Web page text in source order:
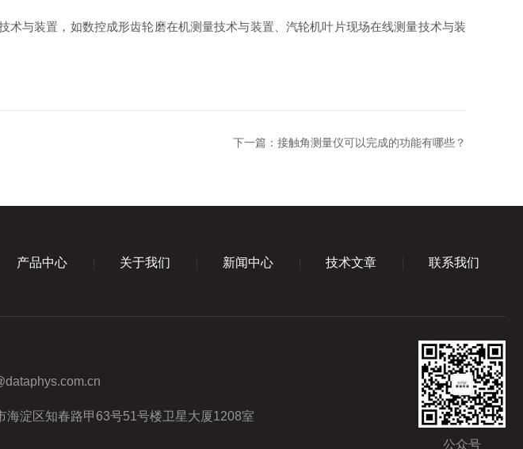
与装置，如数控成形齿轮磨在机测量技术与装置、汽轮机叶片现场在线测量技术与装
下一篇： 接触角测量仪可以完成的功能有哪些？
产品中心 关于我们 新闻中心 技术文章 联系我们
海淀区知春路甲63号51号楼卫星大厦1208室
公众号